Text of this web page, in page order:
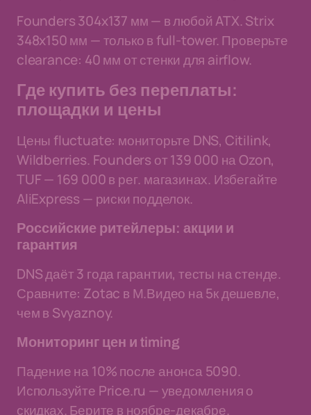
Founders 304x137 мм — в любой ATX. Strix
348x150 мм — только в full-tower. Проверьте
clearance: 40 мм от стенки для airflow.
Где купить без переплаты:
площадки и цены
Цены fluctuate: мониторьте DNS, Citilink,
Wildberries. Founders от 139 000 на Ozon,
TUF — 169 000 в рег. магазинах. Избегайте
AliExpress — риски подделок.
Российские ритейлеры: акции и
гарантия
DNS даёт 3 года гарантии, тесты на стенде.
Сравните: Zotac в М.Видео на 5к дешевле,
чем в Svyaznoy.
Мониторинг цен и timing
Падение на 10% после анонса 5090.
Используйте Price.ru — уведомления о
скидках. Берите в ноябре-декабре.